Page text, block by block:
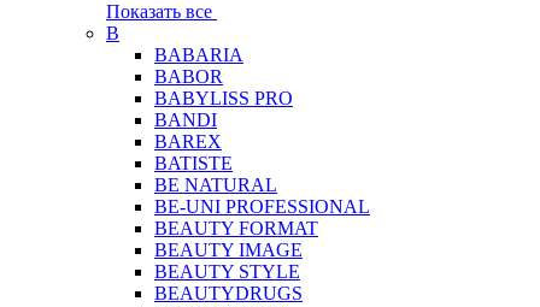
Показать все
B
BABARIA
BABOR
BABYLISS PRO
BANDI
BAREX
BATISTE
BE NATURAL
BE-UNI PROFESSIONAL
BEAUTY FORMAT
BEAUTY IMAGE
BEAUTY STYLE
BEAUTYDRUGS